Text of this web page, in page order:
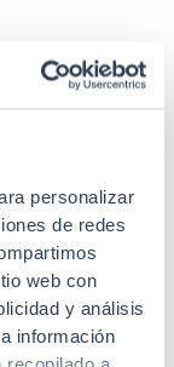
personalizar
de redes
web con
y análisis
información
panel with
2U